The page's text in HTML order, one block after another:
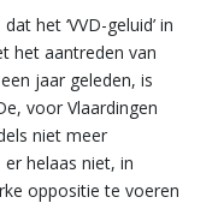
het ‘VVD-geluid’ in
het aantreden van
jaar geleden, is
voor Vlaardingen
niet meer
helaas niet, in
oppositie te voeren